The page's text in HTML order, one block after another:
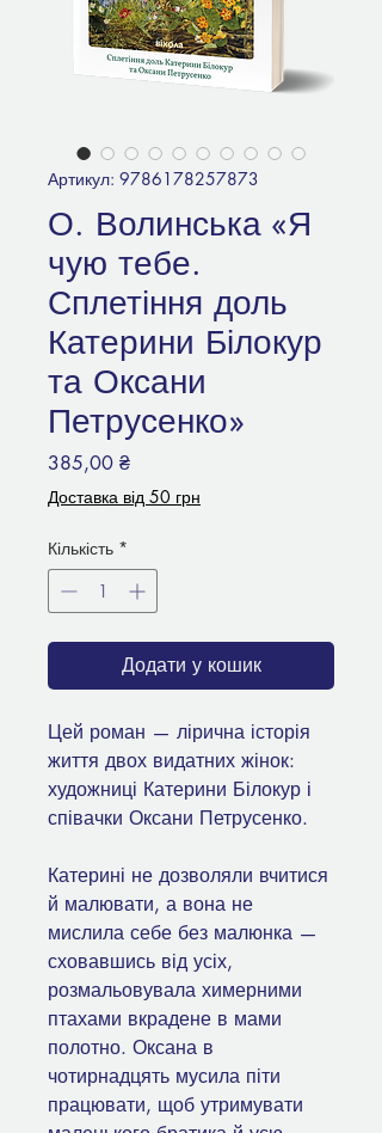
Артикул: 9786178257873
О. Волинська «Я
чую тебе.
Сплетіння доль
Катерини Білокур
та Оксани
Петрусенко»
385,00 ₴Ціна
Доставка від 50 грн
Кількість *
Додати у кошик
Цей роман — лірична історія
життя двох видатних жінок:
художниці Катерини Білокур і
співачки Оксани Петрусенко.
Катерині не дозволяли вчитися
й малювати, а вона не
мислила себе без малюнка —
сховавшись від усіх,
розмальовувала химерними
птахами вкрадене в мами
полотно. Оксана в
чотирнадцять мусила піти
працювати, щоб утримувати